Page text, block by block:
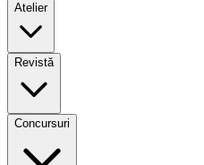
Atelier
Revistă
Concursuri